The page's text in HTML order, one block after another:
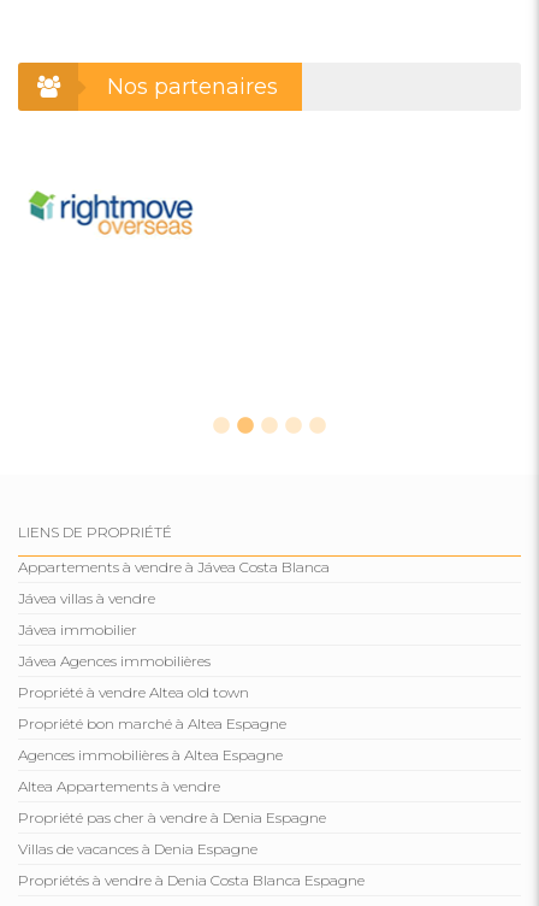
Nos partenaires
LIENS DE PROPRIÉTÉ
Appartements à vendre à Jávea Costa Blanca
Jávea villas à vendre
Jávea immobilier
Jávea Agences immobilières
Propriété à vendre Altea old town
Propriété bon marché à Altea Espagne
Agences immobilières à Altea Espagne
Altea Appartements à vendre
Propriété pas cher à vendre à Denia Espagne
Villas de vacances à Denia Espagne
Propriétés à vendre à Denia Costa Blanca Espagne